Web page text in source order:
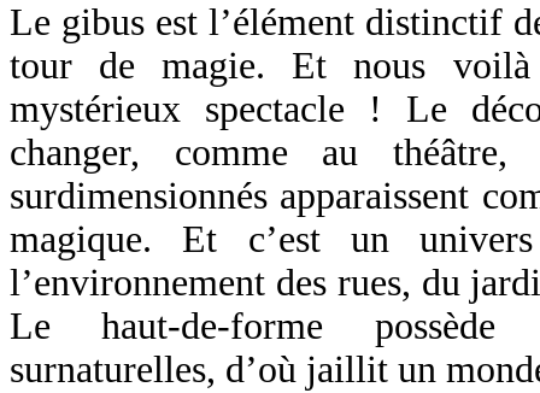
Le gibus est l’élément distinctif
tour de magie. Et nous
mystérieux spectacle ! Le
changer, comme au théâtre,
surdimensionnés apparaissent
magique. Et c’est un
l’environnement des rues, du
Le haut-de-forme possède
surnaturelles, d’où jaillit un